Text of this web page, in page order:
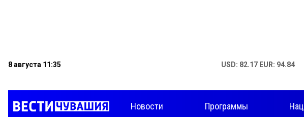
8 августа 11:35 USD: 82.17 EUR: 94.84
Новости Программы